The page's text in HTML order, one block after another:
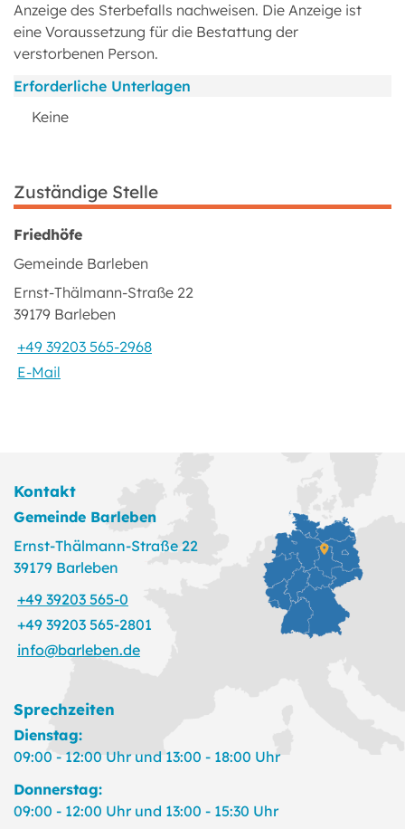
Anzeige des Sterbefalls nachweisen. Die Anzeige ist
eine Voraussetzung für die Bestattung der
verstorbenen Person.
Erforderliche Unterlagen
Keine
Zuständige Stelle
Friedhöfe
Gemeinde Barleben
Ernst-Thälmann-Straße 22
39179 Barleben
+49 39203 565-2968
E-Mail
Kontakt
Gemeinde Barleben
Ernst-Thälmann-Straße 22
39179 Barleben
+49 39203 565-0
+49 39203 565-2801
info@barleben.de
Sprechzeiten
Dienstag:
09:00 - 12:00 Uhr und 13:00 - 18:00 Uhr
Donnerstag:
09:00 - 12:00 Uhr und 13:00 - 15:30 Uhr